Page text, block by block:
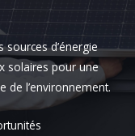
sources d’énergie
solaires pour une
de l’environnement.